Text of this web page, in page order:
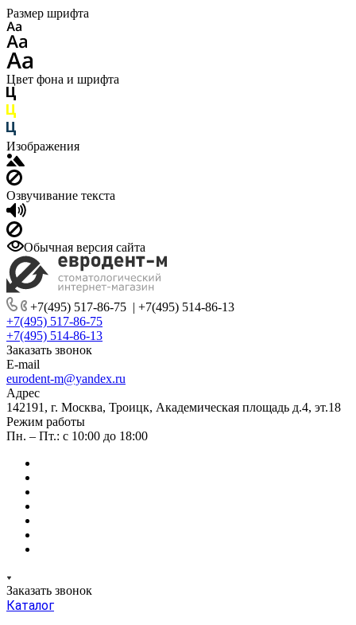
Размер шрифта
Цвет фона и шрифта
Изображения
Озвучивание текста
Обычная версия сайта
+7(495) 517-86-75 | +7(495) 514-86-13
+7(495) 517-86-75
+7(495) 514-86-13
Заказать звонок
E-mail
eurodent-m@yandex.ru
Адрес
142191, г. Москва, Троицк, Академическая площадь д.4, эт.18
Режим работы
Пн. – Пт.: с 10:00 до 18:00
Заказать звонок
Каталог